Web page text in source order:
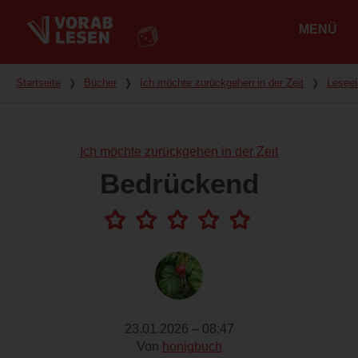
MENÜ
Du bist hier
Startseite ❭ Bücher ❭ Ich möchte zurückgehen in der Zeit ❭
Ich möchte zurückgehen in der Zeit
Bedrückend
23.01.2026 – 08:47
Von honigbuch